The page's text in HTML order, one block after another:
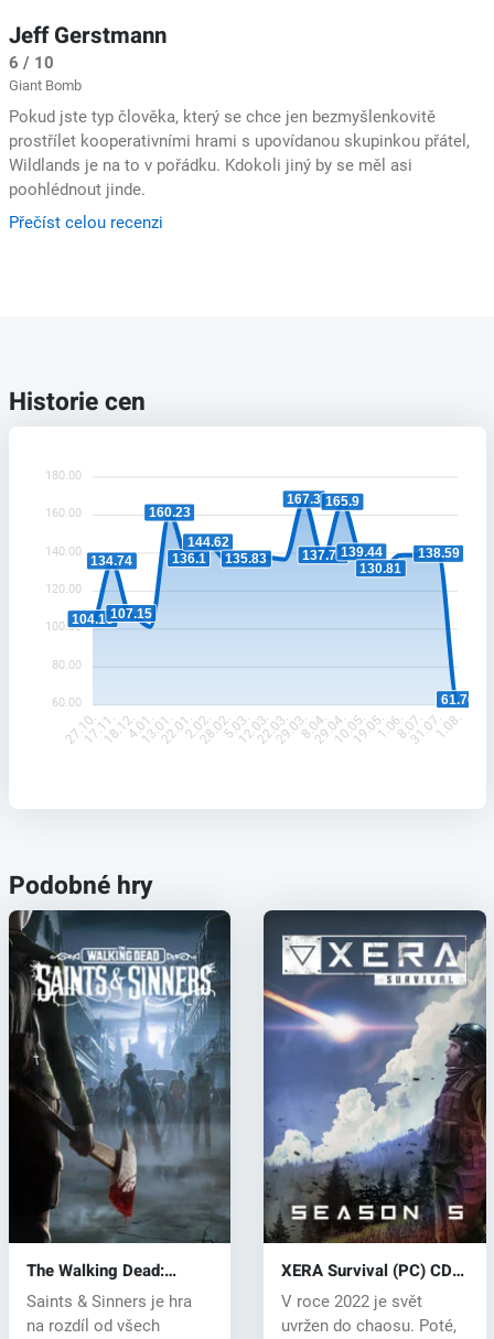
Jeff Gerstmann
6 / 10
Giant Bomb
Pokud jste typ člověka, který se chce jen bezmyšlenkovitě
prostřílet kooperativními hrami s upovídanou skupinkou přátel,
Wildlands je na to v pořádku. Kdokoli jiný by se měl asi
poohlédnout jinde.
Přečíst celou recenzi
Historie cen
180.00
160.00
140.00
120.00
100.00
80.00
60.00
104.18
134.74
107.15
160.23
136.1
144.62
135.83
167.3
137.78
165.9
139.44
130.81
138.59
61.76
27.10.17.11.18.12.4.01.
13.01.22.01.2.02.
28.02.5.03.
12.03.22.03.29.03.8.04.
29.04.10.05.19.05.1.06.8.07.
31.07.1.08.
Podobné hry
The Walking Dead:
Saints & Sinners (PC)
key
Saints & Sinners je hra
na rozdíl od všech
XERA Survival (PC) CD
key
V roce 2022 je svět
uvržen do chaosu. Poté,